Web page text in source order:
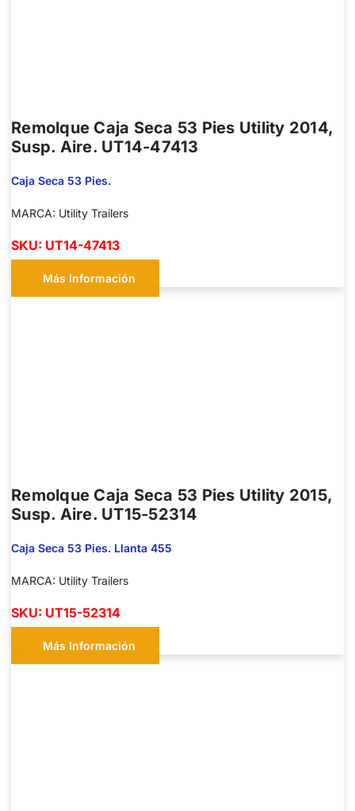
Remolque Caja Seca 53 Pies Utility 2014,
Susp. Aire. UT14-47413
Caja Seca 53 Pies.
MARCA: Utility Trailers
SKU: UT14-47413
Más Información
Remolque Caja Seca 53 Pies Utility 2015,
Susp. Aire. UT15-52314
Caja Seca 53 Pies. Llanta 455
MARCA: Utility Trailers
SKU: UT15-52314
Más Información